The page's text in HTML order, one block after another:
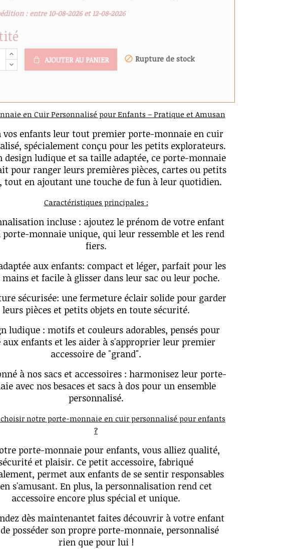
: entre 10-08-2026 et 12-08-2026
AJOUTER AU PANIER Rupture de stock
en Cuir Personnalisé pour Enfants – Pratique et Amusan
vos enfants leur tout premier porte-monnaie en cuir
spécialement conçu pour les petits explorateurs.
design ludique et sa taille adaptée, ce porte-monnaie
pour ranger leurs premières pièces, cartes ou petits
tout en ajoutant une touche de fun à leur quotidien.
Caractéristiques principales :
incluse : ajoutez le prénom de votre enfant
monnaie unique, qui leur ressemble et les rend
fiers.
aux enfants: compact et léger, parfait pour les
et facile à glisser dans leur sac ou leur poche.
sécurisée: une fermeture éclair solide pour garder
leurs pièces et petits objets en toute sécurité.
ludique : motifs et couleurs adorables, pensés pour
enfants et les aider à s'approprier leur premier
accessoire de "grand".
à nos sacs et accessoires : harmonisez leur porte-
avec nos besaces et sacs à dos pour un ensemble
personnalisé.
notre porte-monnaie en cuir personnalisé pour enfants
?
porte-monnaie pour enfants, vous alliez qualité,
et plaisir. Ce petit accessoire, fabriqué
permet aux enfants de se sentir responsables
s'amusant. En plus, la personnalisation rend cet
accessoire encore plus spécial et unique.
dès maintenantet faites découvrir à votre enfant
posséder son propre porte-monnaie, personnalisé
rien que pour lui !